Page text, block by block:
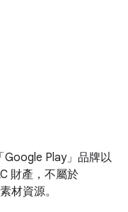
Google Play」品牌以
財產，不屬於
材資源。